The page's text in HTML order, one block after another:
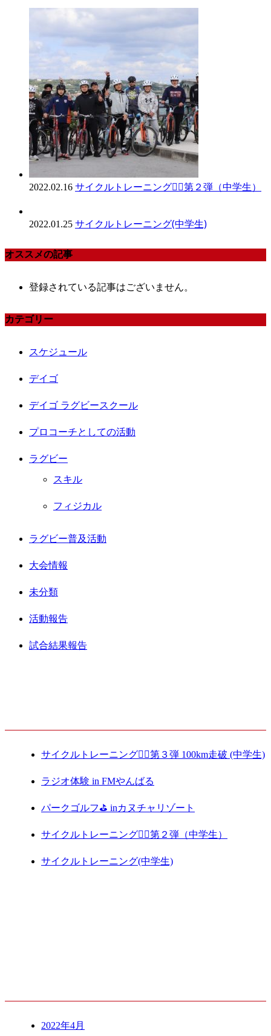
2022.02.16 サイクルトレーニング🚴‍♀️第２弾（中学生）
2022.01.25 サイクルトレーニング(中学生)
オススメの記事
登録されている記事はございません。
カテゴリー
スケジュール
デイゴ
デイゴ ラグビースクール
プロコーチとしての活動
ラグビー
スキル
フィジカル
ラグビー普及活動
大会情報
未分類
活動報告
試合結果報告
サイクルトレーニング🚴‍♀️第３弾 100km走破 (中学生)
ラジオ体験 in FMやんばる
パークゴルフ⛳️ inカヌチャリゾート
サイクルトレーニング🚴‍♀️第２弾（中学生）
サイクルトレーニング(中学生)
2022年4月